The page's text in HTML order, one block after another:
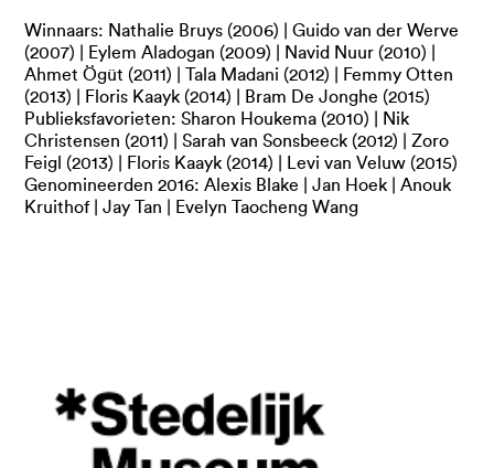
Winnaars: Nathalie Bruys (2006) | Guido van der Werve
(2007) | Eylem Aladogan (2009) | Navid Nuur (2010) |
Ahmet Ögüt (2011) | Tala Madani (2012) | Femmy Otten
(2013) | Floris Kaayk (2014) | Bram De Jonghe (2015)
Publieksfavorieten: Sharon Houkema (2010) | Nik
Christensen (2011) | Sarah van Sonsbeeck (2012) | Zoro
Feigl (2013) | Floris Kaayk (2014) | Levi van Veluw (2015)
Genomineerden 2016: Alexis Blake | Jan Hoek | Anouk
Kruithof | Jay Tan | Evelyn Taocheng Wang